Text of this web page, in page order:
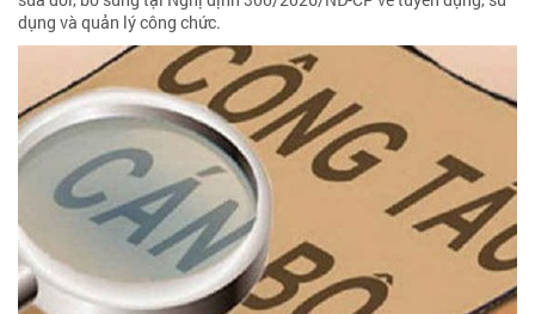
dụng và quản lý công chức.